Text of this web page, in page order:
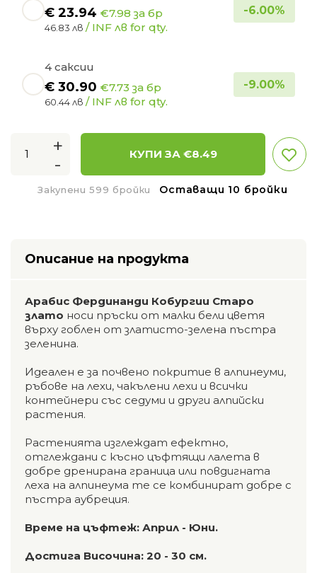
€ 23.94 €7.98 за бр
46.83 лв / INF лв for qty.
-6.00%
4 саксии
€ 30.90 €7.73 за бр
60.44 лв / INF лв for qty.
-9.00%
+
-
КУПИ ЗА €8.49
Закупени 599 бройки Оставащи 10 бройки
Описание на продукта
Арабис Фердинанди Кобургии Старо
злато носи пръски от малки бели цветя
върху гоблен от златисто-зелена пъстра
зеленина.
Идеален е за почвено покритие в алпинеуми,
ръбове на лехи, чакълени лехи и всички
контейнери със седуми и други алпийски
растения.
Растенията изглеждат ефектно,
отглеждани с късно цъфтящи лалета в
добре дренирана граница или повдигната
леха на алпинеума те се комбинират добре с
пъстра аубреция.
Време на цъфтеж: Април - Юни.
Достига Височина: 20 - 30 см.